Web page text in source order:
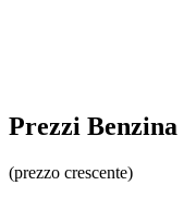
Prezzi Benzina
(prezzo crescente)